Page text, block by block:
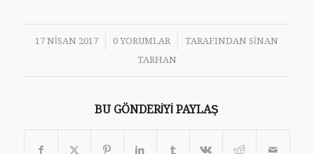
17 NISAN 2017
/ 0 YORUMLAR
/ TARAFINDANSINAN
TARHAN
BU GÖNDERIYI PAYLAŞ